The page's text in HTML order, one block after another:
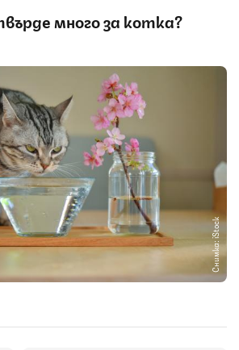
много за котка?
Снимка: iStock